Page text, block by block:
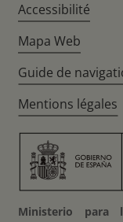
Accessibilité
Mapa Web
Guide de
Mentions légales
Ministerio para